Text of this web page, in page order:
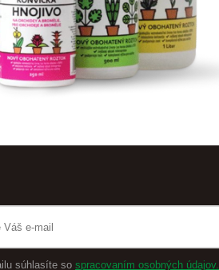
súhlasíte so spracovaním osobných údajov.